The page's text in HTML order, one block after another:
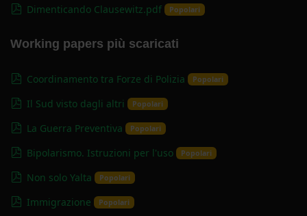
pdf
Dimenticando Clausewitz.pdf Popolari
Working papers più scaricati
pdf
Coordinamento tra Forze di Polizia Popolari
pdf
Il Sud visto dagli altri Popolari
pdf
La Guerra Preventiva Popolari
pdf
Bipolarismo. Istruzioni per l'uso Popolari
pdf
Non solo Yalta Popolari
pdf
Immigrazione Popolari